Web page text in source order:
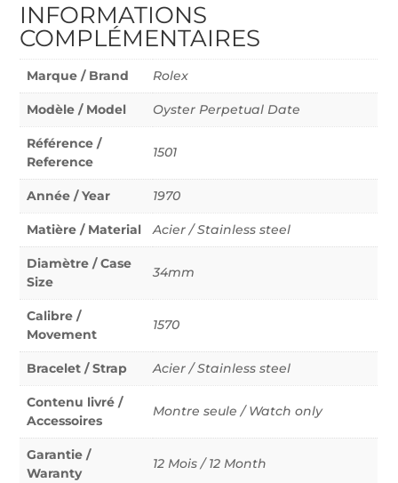
INFORMATIONS
COMPLÉMENTAIRES
Marque / Brand Rolex
Modèle / Model Oyster Perpetual Date
Référence /
Reference
1501
Année / Year 1970
Matière / Material Acier / Stainless steel
Diamètre / Case
Size
34mm
Calibre /
Movement
1570
Bracelet / Strap Acier / Stainless steel
Contenu livré /
Accessoires
Montre seule / Watch only
Garantie /
Waranty
12 Mois / 12 Month